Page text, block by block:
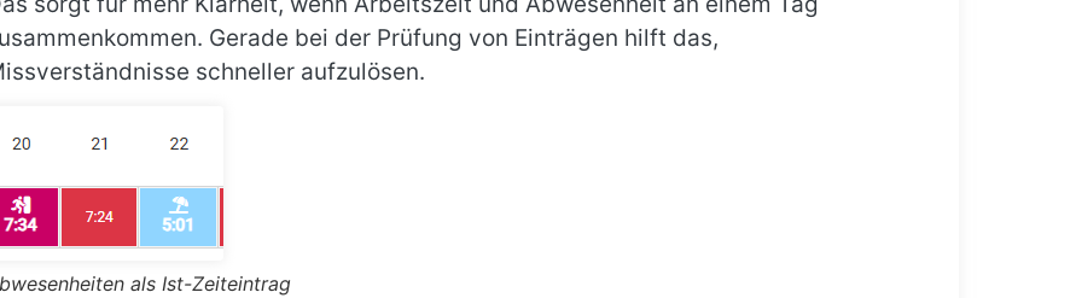
Gerade bei der Prüfung von Einträgen hilft das,
schneller aufzulösen.
als Ist-Zeiteintrag